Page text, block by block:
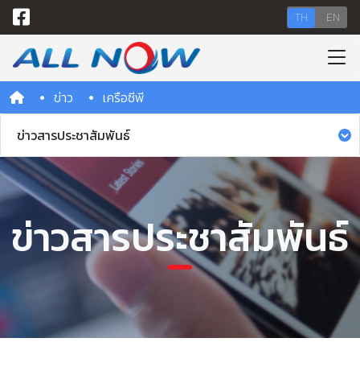
TH EN
ข่าว
เครือซีพี
ข่าวสารประชาสัมพันธ์
ข่าวสารประชาสัมพันธ์